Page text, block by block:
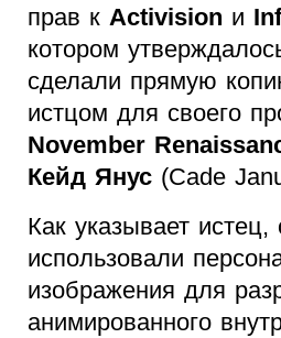
прав к Activision и
котором
сделали прямую
истцом для своего
November
Кейд Янус (Cade
Как указывает истец,
использовали
изображения для
анимированного